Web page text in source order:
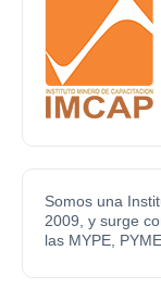
Somos una
2009, y surge
las MYPE,